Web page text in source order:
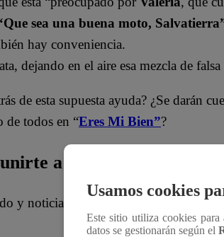
sea una buena moto,
hay conveniencia.
dejando en el aire esa mezcla de
de esta supuesta ayuda? ¿Se darán
de todos en “Eres Mi Bien”?
a nuestro canal oficial!
y noticias
!
Usamos cookies
Este sitio utiliza cookies
datos se gestionarán según el